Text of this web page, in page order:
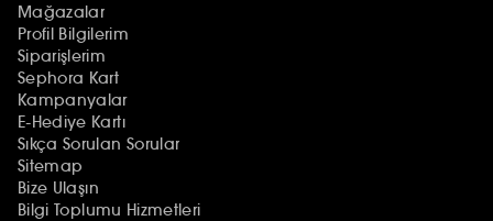
Mağazalar
Profil Bilgilerim
Siparişlerim
Sephora Kart
Kampanyalar
E-Hediye Kartı
Sıkça Sorulan Sorular
Sitemap
Bize Ulaşın
Bilgi Toplumu Hizmetleri